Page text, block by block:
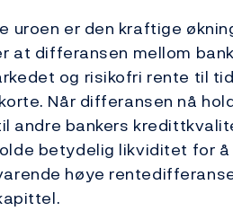
uroen er den kraftige
at differansen mellom
og risikofri rente til
Når differansen nå
andre bankers
betydelig likviditet for
høye